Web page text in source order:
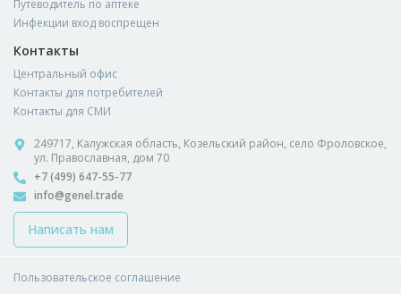
Путеводитель по аптеке
Инфекции вход воспрещен
Контакты
Центральный офис
Контакты для потребителей
Контакты для СМИ
249717, Калужская область, Козельский район, село Фроловское,
ул. Православная, дом 70
+7 (499) 647-55-77
info@genel.trade
Написать нам
Пользовательское соглашение